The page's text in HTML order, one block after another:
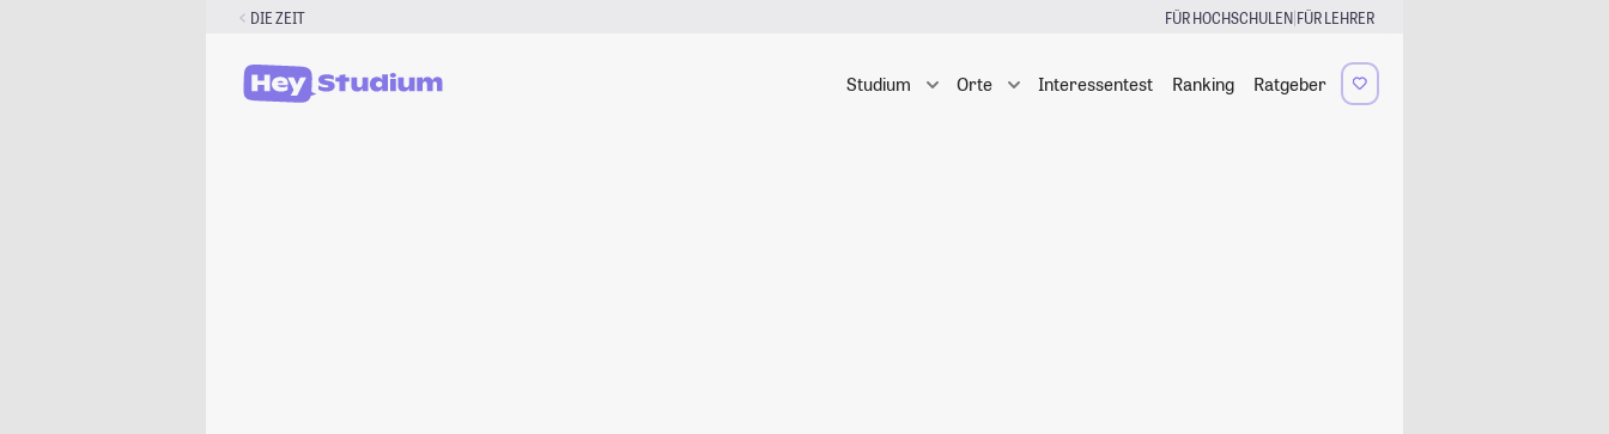
DIE ZEIT FÜR HOCHSCHULEN|FÜR LEHRER
Studium Orte Interessentest Ranking Ratgeber